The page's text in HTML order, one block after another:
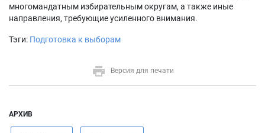
многомандатным избирательным округам, а также иные
направления, требующие усиленного внимания.
Тэги: Подготовка к выборам
Версия для печати
АРХИВ